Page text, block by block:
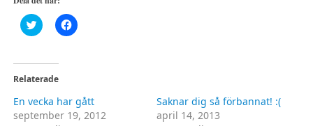
Klicka
för
Twitter
(Öppnas
i
ett
nytt
fönster)
Klicka
för
ett
nytt
fönster)
Relaterade
En vecka har gått
september 19, 2012
Saknar dig så förbannat! :(
april 14, 2013